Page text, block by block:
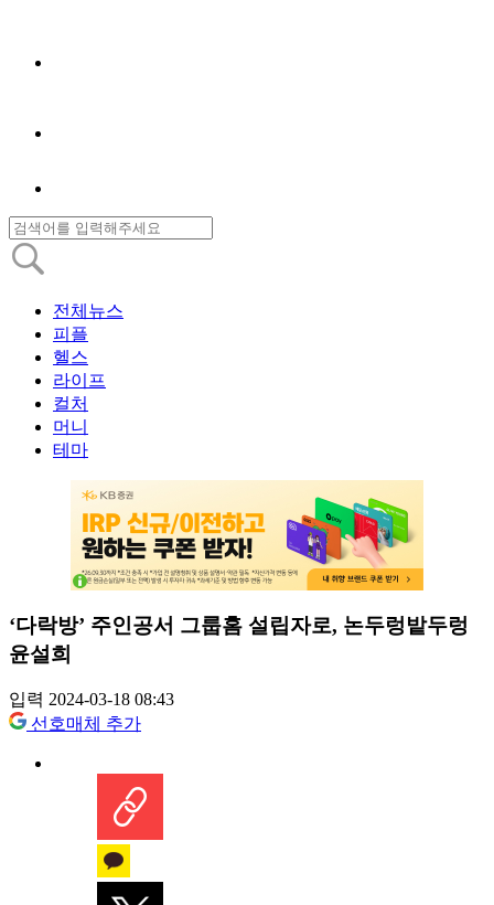
전체뉴스
피플
헬스
라이프
컬처
머니
테마
‘다락방’ 주인공서 그룹홈 설립자로, 논두렁밭두렁
윤설희
입력 2024-03-18 08:43
선호매체 추가